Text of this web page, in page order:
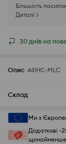
Більшість
Деталі >
30 днів на
Опис 441HC-MLC
Склад
Ми з
Додаткові -
щонайменше